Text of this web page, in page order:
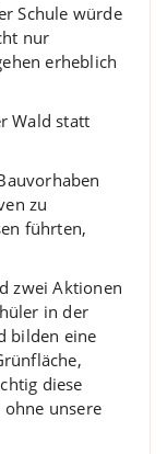
Schule würde
nur
erheblich
Wald statt
zu
führten,
zwei Aktionen
in der
bilden eine
diese
unsere